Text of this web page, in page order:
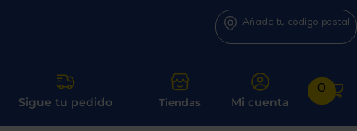
Añade tu código postal
Sigue tu pedido Tiendas Mi cuenta
0